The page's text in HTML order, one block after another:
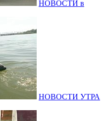
НОВОСТИ в
НОВОСТИ УТРА